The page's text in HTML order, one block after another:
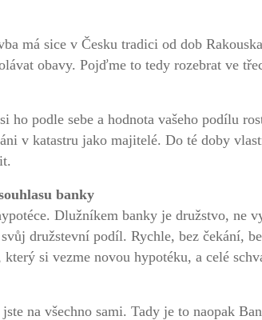
má sice v Česku tradici od dob
obavy. Pojďme to tedy rozebrat ve
podle sebe a hodnota vašeho podílu
v katastru jako majitelé. Do té doby
banky
Dlužníkem banky je družstvo, ne
družstevní podíl. Rychle, bez čekání,
si vezme novou hypotéku, a celé
na všechno sami. Tady je to naopak